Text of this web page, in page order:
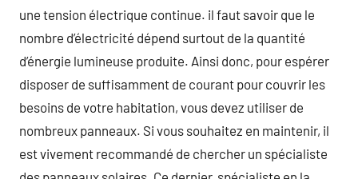
une tension électrique continue. il faut savoir que le
nombre d’électricité dépend surtout de la quantité
d’énergie lumineuse produite. Ainsi donc, pour espérer
disposer de suffisamment de courant pour couvrir les
besoins de votre habitation, vous devez utiliser de
nombreux panneaux. Si vous souhaitez en maintenir, il
est vivement recommandé de chercher un spécialiste